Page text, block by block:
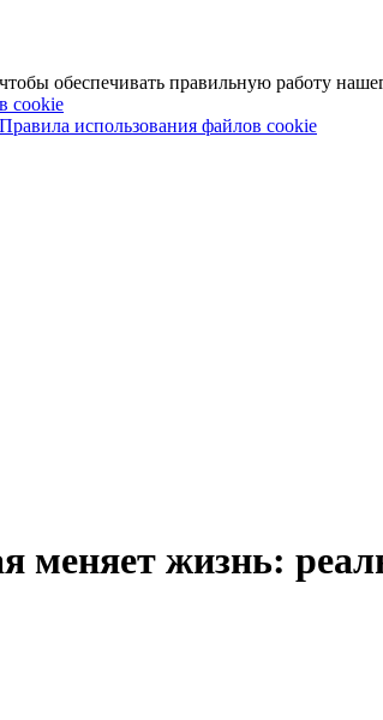
обеспечивать правильную работу
cookie
Правила использования файлов cookie
меняет жизнь: